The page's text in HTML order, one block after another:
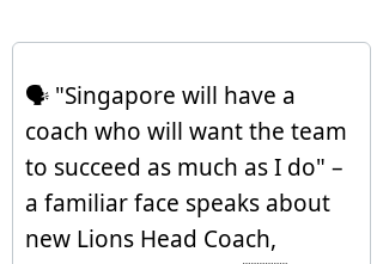
🗣️ "Singapore will have a
coach who will want the team
to succeed as much as I do" –
a familiar face speaks about
new Lions Head Coach,